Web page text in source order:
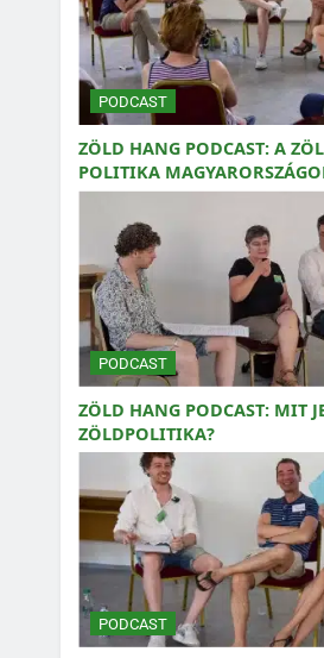
PODCAST
ZÖLD HANG PODCAST: A
POLITIKA
PODCAST
ZÖLD HANG PODCAST: MIT
ZÖLDPOLITIKA?
PODCAST